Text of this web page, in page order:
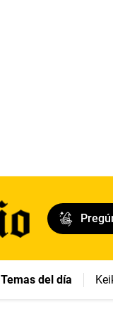
Temas del día